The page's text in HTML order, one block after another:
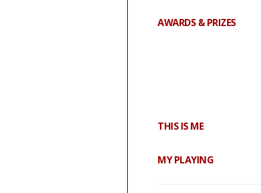
AWARDS & PRIZES
THIS IS ME
MY PLAYING